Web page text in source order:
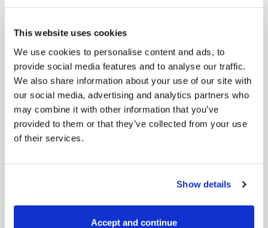
This website uses cookies
We use cookies to personalise content and ads, to
provide social media features and to analyse our traffic.
We also share information about your use of our site with
our social media, advertising and analytics partners who
may combine it with other information that you’ve
provided to them or that they’ve collected from your use
of their services.
Show details
Accept and continue
odhalili „Příležitost tohoto desetiletí„. Od té...
CELÝ ČLÁNEK